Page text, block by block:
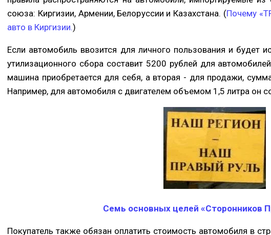
союза: Киргизии, Армении, Белоруссии и Казахстана. (Почему
авто в Киргизии.)
Если автомобиль ввозится для личного пользования и будет
утилизационного сбора составит 5200 рублей для
машина приобретается для себя, а вторая - для продажи,
Например, для автомобиля с двигателем объемом 1,5 литра он
Семь основных целей «Сторонников
Покупатель также обязан оплатить стоимость автомобиля в